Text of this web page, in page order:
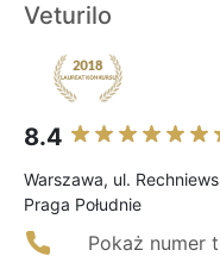
Veturilo
8.4
Warszawa, ul.
Praga Południe
Pokaż numer